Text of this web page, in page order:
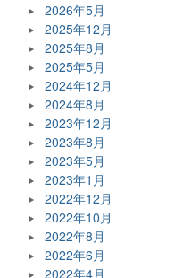
2026年5月
2025年12月
2025年8月
2025年5月
2024年12月
2024年8月
2023年12月
2023年8月
2023年5月
2023年1月
2022年12月
2022年10月
2022年8月
2022年6月
2022年4月